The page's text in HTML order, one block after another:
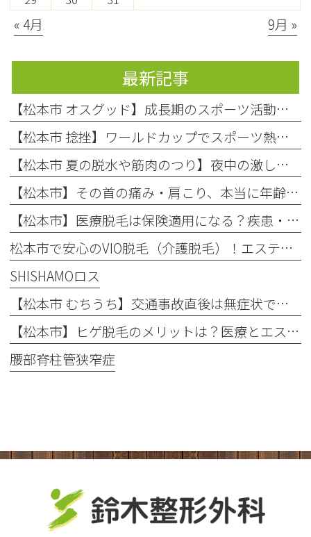
« 4月 9月 »
最新記事
【松本市 オスグッド】成長期のスポーツ活動で起こりやすい膝の痛み「オスグッド・シュラッター病」の原因と対処法
【松本市 捻挫】ワールドカップでスポーツ熱上昇中！お子様の「捻挫」にご注意を
【松本市 夏の脱水や筋肉のつり】夜中の激しい痛み…それ、夏の「隠れ脱水」が原因かもしれません！
【松本市】その首の痛み・肩こり、本当に年齢のせい？知っておきたい「首の危険信号」
【松本市】医療脱毛は保険適用になる？疾患・肌荒れに悩む方へ整形外科での脱毛を徹底解説！
松本市で安心のVIO脱毛（介護脱毛）！エステとの違いや回数を解説
SHISHAMOロス
【松本市 むちうち】交通事故直後は無症状でも要注意！後遺症を防ぐ早期受診と自賠責保険のポイント
【松本市】ヒゲ脱毛のメリットは？医療とエステの違いや「値段・回数・痛み」を徹底解説
腰部脊柱管狭窄症